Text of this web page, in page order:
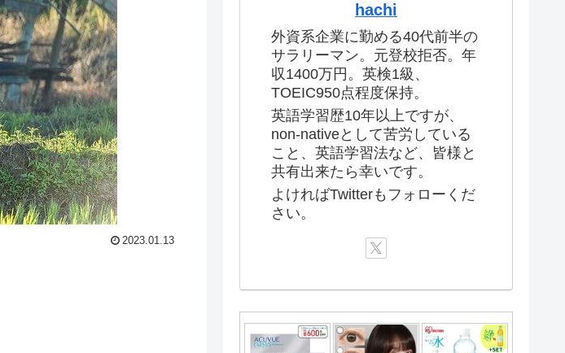
2023.01.13
hachi
外資系企業に勤める40代前半の
サラリーマン。元登校拒否。年
収1400万円。英検1級、
TOEIC950点程度保持。
英語学習歴10年以上ですが、
non-nativeとして苦労している
こと、英語学習法など、皆様と
共有出来たら幸いです。
よければTwitterもフォローくだ
さい。